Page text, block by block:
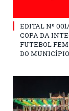
EDITAL Nº
COPA DA
FUTEBOL
DO